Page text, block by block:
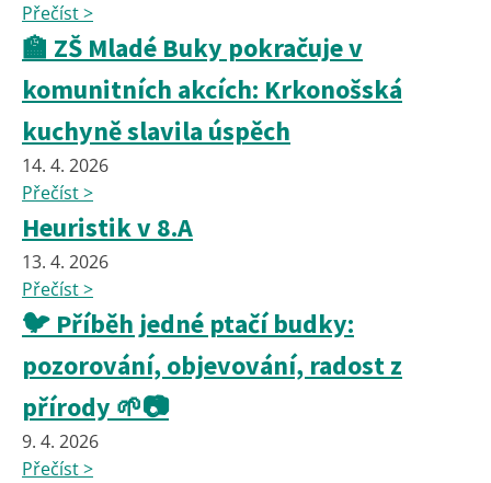
Přečíst >
🏫 ZŠ Mladé Buky pokračuje v
komunitních akcích: Krkonošská
kuchyně slavila úspěch
14. 4. 2026
Přečíst >
Heuristik v 8.A
13. 4. 2026
Přečíst >
🐦 Příběh jedné ptačí budky:
pozorování, objevování, radost z
přírody 🌱📷
9. 4. 2026
Přečíst >